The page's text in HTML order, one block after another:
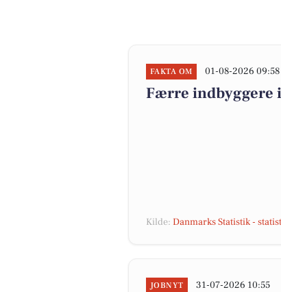
FAKTA OM 01-08-2026 09:58
Færre indbyggere
Kilde: Danmarks Statistik -
JOBNYT 31-07-2026 10:55